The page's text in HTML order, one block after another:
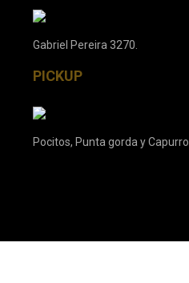
Gabriel Pereira 3270.
PICKUP
Pocitos, Punta gorda y Capurro.